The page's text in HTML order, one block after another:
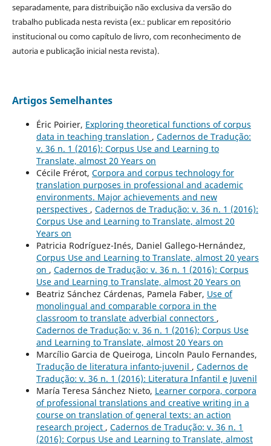
separadamente, para distribuição não exclusiva da versão do
trabalho publicada nesta revista (ex.: publicar em repositório
institucional ou como capítulo de livro, com reconhecimento de
autoria e publicação inicial nesta revista).
Artigos Semelhantes
Éric Poirier, Exploring theoretical functions of corpus
data in teaching translation , Cadernos de Tradução:
v. 36 n. 1 (2016): Corpus Use and Learning to
Translate, almost 20 Years on
Cécile Frérot, Corpora and corpus technology for
translation purposes in professional and academic
environments. Major achievements and new
perspectives , Cadernos de Tradução: v. 36 n. 1 (2016):
Corpus Use and Learning to Translate, almost 20
Years on
Patricia Rodríguez-Inés, Daniel Gallego-Hernández,
Corpus Use and Learning to Translate, almost 20 years
on , Cadernos de Tradução: v. 36 n. 1 (2016): Corpus
Use and Learning to Translate, almost 20 Years on
Beatriz Sánchez Cárdenas, Pamela Faber, Use of
monolingual and comparable corpora in the
classroom to translate adverbial connectors ,
Cadernos de Tradução: v. 36 n. 1 (2016): Corpus Use
and Learning to Translate, almost 20 Years on
Marcílio Garcia de Queiroga, Lincoln Paulo Fernandes,
Tradução de literatura infanto-juvenil , Cadernos de
Tradução: v. 36 n. 1 (2016): Literatura Infantil e Juvenil
María Teresa Sánchez Nieto, Learner corpora, corpora
of professional translations and creative writing in a
course on translation of general texts: an action
research project , Cadernos de Tradução: v. 36 n. 1
(2016): Corpus Use and Learning to Translate, almost